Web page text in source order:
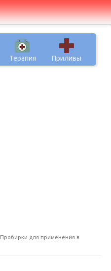
Терапия Приливы
Пробирки для применения в